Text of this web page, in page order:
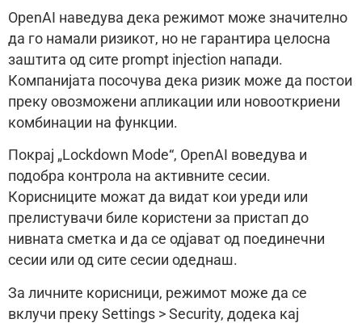
OpenAI наведува дека режимот може значително
да го намали ризикот, но не гарантира целосна
заштита од сите prompt injection напади.
Компанијата посочува дека ризик може да постои
преку овозможени апликации или новооткриени
комбинации на функции.
Покрај „Lockdown Mode“, OpenAI воведува и
подобра контрола на активните сесии.
Корисниците можат да видат кои уреди или
прелистувачи биле користени за пристап до
нивната сметка и да се одјават од поединечни
сесии или од сите сесии одеднаш.
За личните корисници, режимот може да се
вклучи преку Settings > Security, додека кај